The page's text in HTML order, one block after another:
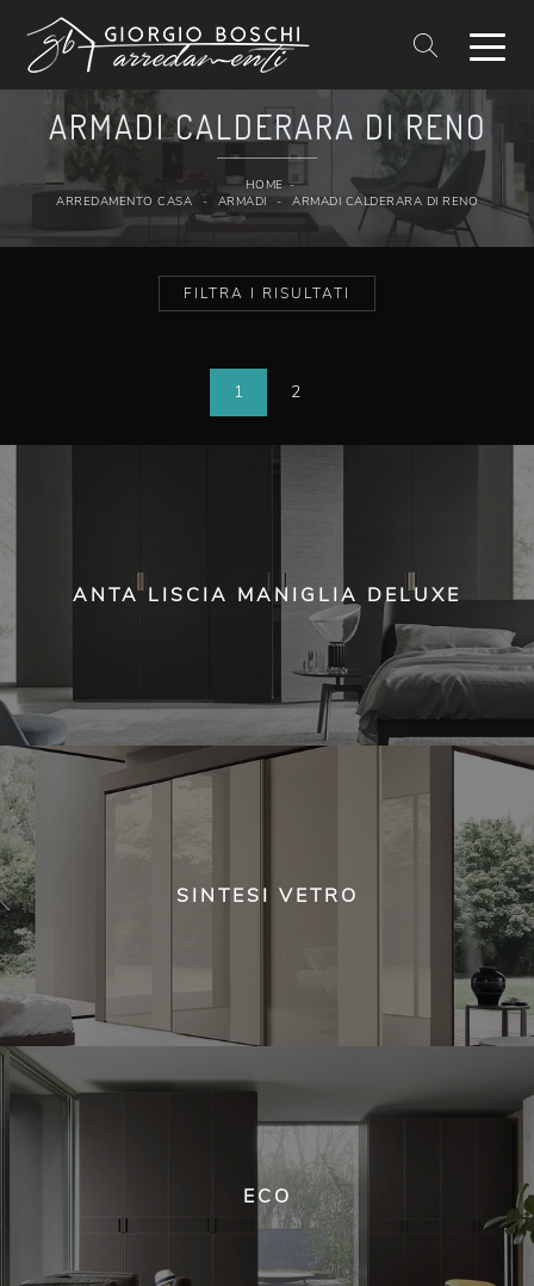
ARMADI CALDERARA DI RENO
HOME -
ARREDAMENTO CASA
- ARMADI - ARMADI CALDERARA DI RENO
FILTRA I RISULTATI
1 2
ANTA LISCIA MANIGLIA DELUXE
SINTESI VETRO
ECO